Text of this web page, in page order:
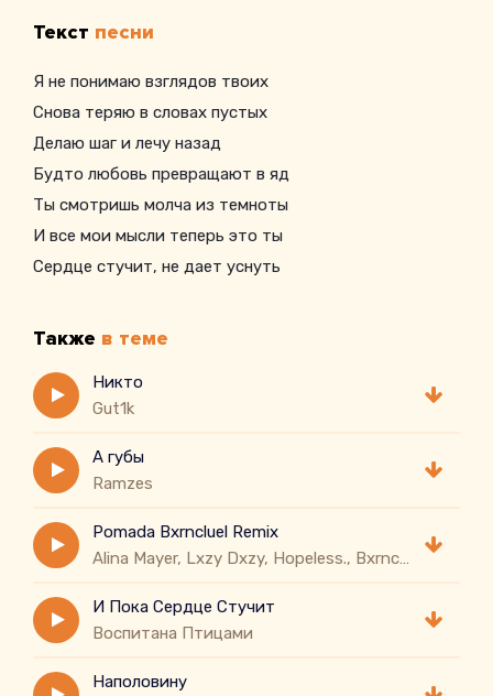
Текст песни
Я не понимаю взглядов твоих
Снова теряю в словах пустых
Делаю шаг и лечу назад
Будто любовь превращают в яд
Ты смотришь молча из темноты
И все мои мысли теперь это ты
Сердце стучит, не дает уснуть
Также в теме
Никто
Gut1k
А губы
Ramzes
Pomada Bxrncluel Remix
Alina Mayer, Lxzy Dxzy, Hopeless., Bxrncluel
И Пока Сердце Стучит
Воспитана Птицами
Наполовину